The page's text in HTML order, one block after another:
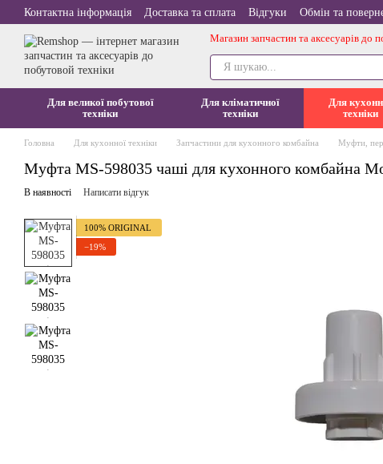
Перейти до основного контенту
Контактна інформація Доставка та сплата Відгуки Обмін та
Магазин запчастин та аксесуарів до
Для великої побутової
техніки
Для кліматичної
техніки
Для
техніки
Головна Для кухонної техніки Запчастини для кухонного комбайна Муфти,
Муфта MS-598035 чаші для кухонного комбайна
В наявності Написати відгук
100% ORIGINAL
−19%